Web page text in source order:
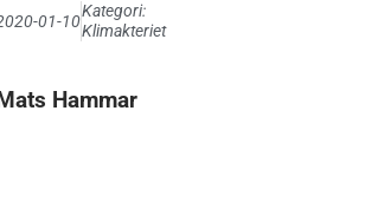
01-10Kategori:
Klimakteriet
Hammar